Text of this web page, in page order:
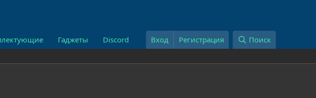
Гаджеты Discord Вход Регистрация Поиск